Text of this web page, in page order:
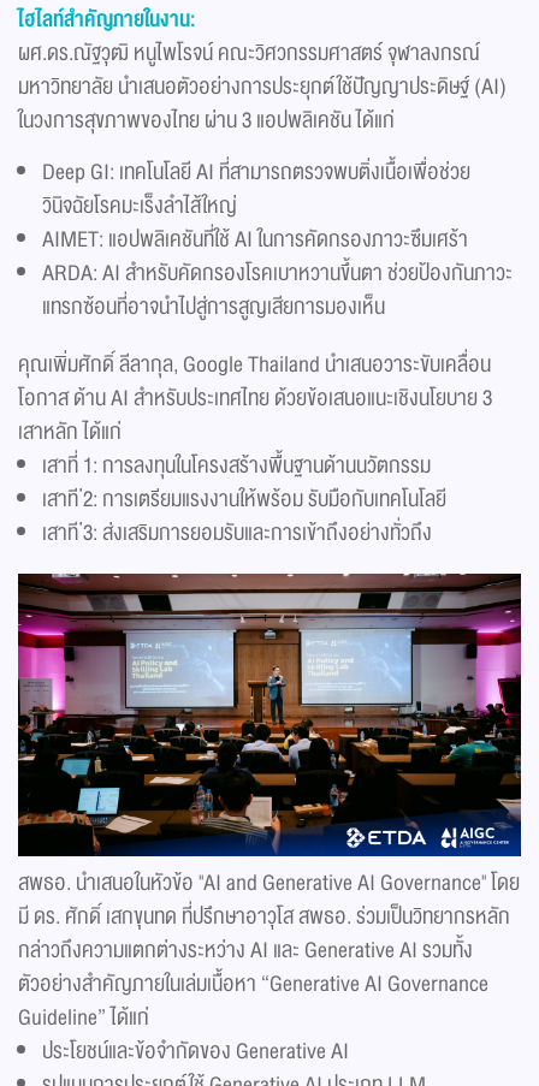
ไฮไลท์สำคัญภายในงาน:
ผศ.ดร.ณัฐวุฒิ หนูไพโรจน์ คณะวิศวกรรมศาสตร์ จุฬาลงกรณ์
มหาวิทยาลัย นำเสนอตัวอย่างการประยุกต์ใช้ปัญญาประดิษฐ์ (AI)
ในวงการสุขภาพของไทย ผ่าน 3 แอปพลิเคชัน ได้แก่
Deep GI: เทคโนโลยี AI ที่สามารถตรวจพบติ่งเนื้อเพื่อช่วย
วินิจฉัยโรคมะเร็งลำไส้ใหญ่
AIMET: แอปพลิเคชันที่ใช้ AI ในการคัดกรองภาวะซึมเศร้า
ARDA: AI สำหรับคัดกรองโรคเบาหวานขึ้นตา ช่วยป้องกันภาวะ
แทรกซ้อนที่อาจนำไปสู่การสูญเสียการมองเห็น
คุณเพิ่มศักดิ์ ลีลากุล, Google Thailand นำเสนอวาระขับเคลื่อน
โอกาส ด้าน AI สำหรับประเทศไทย ด้วยข้อเสนอแนะเชิงนโยบาย 3
เสาหลัก ได้แก่
เสาที่ 1: การลงทุนในโครงสร้างพื้นฐานด้านนวัตกรรม
เสาที ่2: การเตรียมแรงงานให้พร้อม รับมือกับเทคโนโลยี
เสาที ่3: ส่งเสริมการยอมรับและการเข้าถึงอย่างทั่วถึง
สพธอ. นำเสนอในหัวข้อ "AI and Generative AI Governance" โดย
มี ดร. ศักดิ์ เสกขุนทด ที่ปรึกษาอาวุโส สพธอ. ร่วมเป็นวิทยากรหลัก
กล่าวถึงความแตกต่างระหว่าง AI และ Generative AI รวมทั้ง
ตัวอย่างสำคัญภายในเล่มเนื้อหา “Generative AI Governance
Guideline” ได้แก่
ประโยชน์และข้อจำกัดของ Generative AI